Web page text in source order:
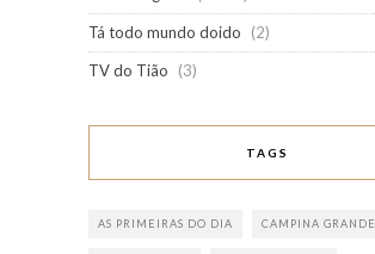
Tá todo mundo doido
(2)
TV do Tião
(3)
TAGS
AS PRIMEIRAS DO DIA CAMPINA GRANDE